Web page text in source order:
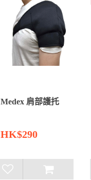
Medex 肩部護托
HK$290